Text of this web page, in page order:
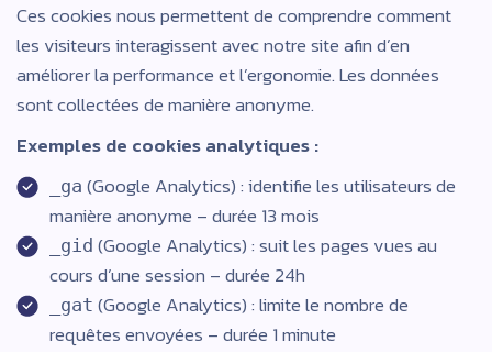
Ces cookies nous permettent de comprendre comment
les visiteurs interagissent avec notre site afin d’en
améliorer la performance et l’ergonomie. Les données
sont collectées de manière anonyme.
Exemples de cookies analytiques :
_ga (Google Analytics) : identifie les utilisateurs de
manière anonyme – durée 13 mois
_gid (Google Analytics) : suit les pages vues au
cours d’une session – durée 24h
_gat (Google Analytics) : limite le nombre de
requêtes envoyées – durée 1 minute